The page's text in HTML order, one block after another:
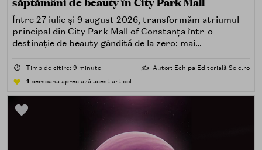
Între 27 iulie și 9 august 2026, transformăm atriumul
principal din City Park Mall of Constanța într-o
destinație de beauty gândită de la zero: mai
care îți place, de fapt, să descoperi produse — testând,
atingând, comparând, întrebând.
⏱️ Timp de citire: 9 minute ✍️ Autor: Echipa Editorială Sole.ro
1 persoana apreciază acest articol